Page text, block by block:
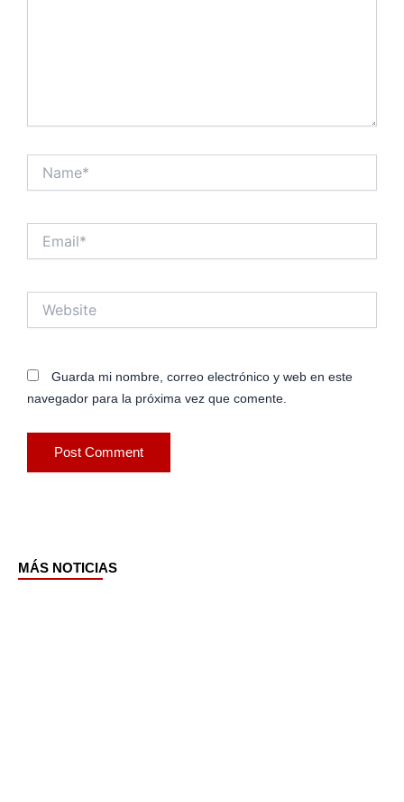
Guarda mi nombre, correo electrónico y web en este
navegador para la próxima vez que comente.
MÁS NOTICIAS